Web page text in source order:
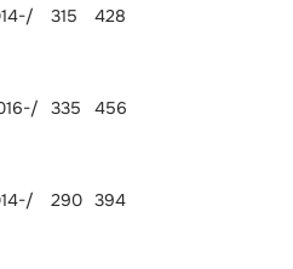
315 428
335 456
290 394